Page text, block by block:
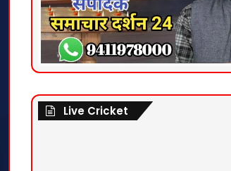
Live Cricket